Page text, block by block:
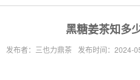
黑糖姜茶知多
发布者：三也力鼎茶 发布时间：2024-